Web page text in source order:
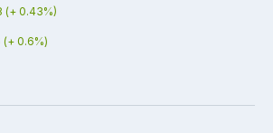
(+ 0.43%)
0.6%)